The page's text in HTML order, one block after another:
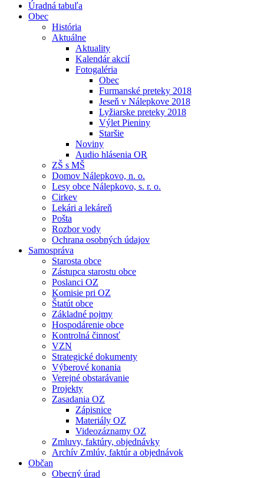
Úradná tabuľa
Obec
História
Aktuálne
Aktuality
Kalendár akcií
Fotogaléria
Obec
Furmanské preteky 2018
Jeseň v Nálepkove 2018
Lyžiarske preteky 2018
Výlet Pieniny
Staršie
Noviny
Audio hlásenia OR
ZŠ s MŠ
Domov Nálepkovo, n. o.
Lesy obce Nálepkovo, s. r. o.
Cirkev
Lekári a lekáreň
Pošta
Rozbor vody
Ochrana osobných údajov
Samospráva
Starosta obce
Zástupca starostu obce
Poslanci OZ
Komisie pri OZ
Štatút obce
Základné pojmy
Hospodárenie obce
Kontrolná činnosť
VZN
Strategické dokumenty
Výberové konania
Verejné obstarávanie
Projekty
Zasadania OZ
Zápisnice
Materiály OZ
Videozáznamy OZ
Zmluvy, faktúry, objednávky
Archív Zmlúv, faktúr a objednávok
Občan
Obecný úrad